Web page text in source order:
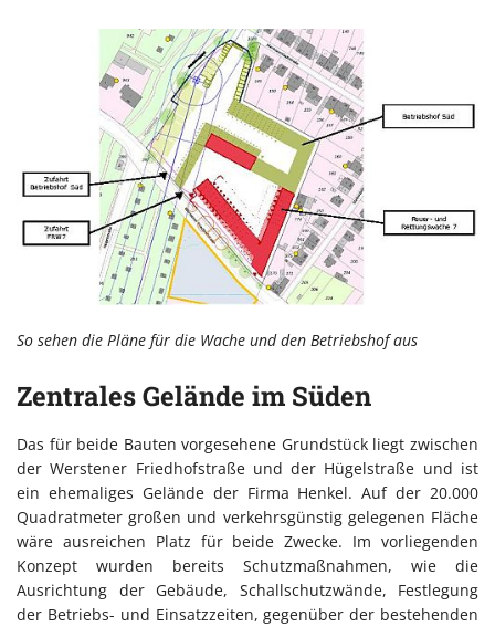
So sehen die Pläne für die Wache und den Betriebshof aus
Zentrales Gelände im Süden
Das für beide Bauten vorgesehene Grundstück liegt zwischen
der Werstener Friedhofstraße und der Hügelstraße und ist
ein ehemaliges Gelände der Firma Henkel. Auf der 20.000
Quadratmeter großen und verkehrsgünstig gelegenen Fläche
wäre ausreichen Platz für beide Zwecke. Im vorliegenden
Konzept wurden bereits Schutzmaßnahmen, wie die
Ausrichtung der Gebäude, Schallschutzwände, Festlegung
der Betriebs- und Einsatzzeiten, gegenüber der bestehenden